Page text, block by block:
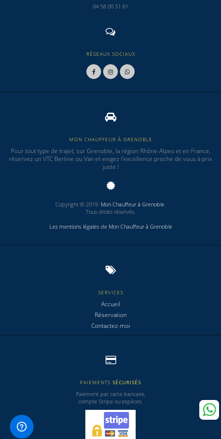
04 58 00 51 61
RÉSEAUX SOCIAUX
MON CHAUFFEUR À GRENOBLE
Pour tout type de trajet, sur Grenoble, la région Rhône-Alpes et en France,
réservez un VTC Berline ou Van et exigez l'excellence proche de vous à prix
juste !
Copyright © 2019. Mon Chauffeur à Grenoble.
Tous droits réservés.
Les mentions légales de Mon Chauffeur à Grenoble
SERVICES
Accueil
Réservation
Contactez-moi
PAIEMENTS SÉCURISÉS
Paiement par carte bancaire,
compte Stripe ou espèces.